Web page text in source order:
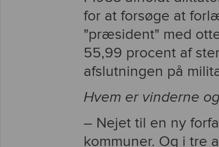
for at forsøge at
"præsident" med
55,99 procent af
afslutningen på
Hvem er vinderne
– Nejet til en ny
kommuner. Og i tre